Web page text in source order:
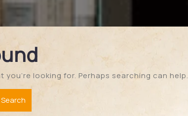
you’re looking for. Perhaps searching can help.
Search